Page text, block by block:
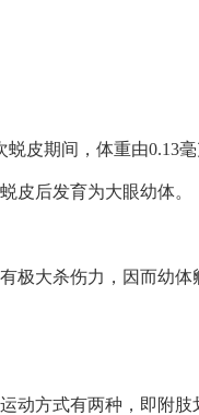
皮期间，体重由0.13
皮后发育为大眼幼体。
极大杀伤力，因而幼
动方式有两种，即附